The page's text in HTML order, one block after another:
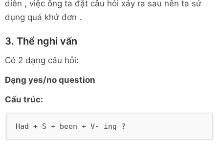
diễn , việc ông ta đặt câu hỏi xảy ra sau nên ta sử
dụng quá khứ đơn .
3. Thể nghi vấn
Có 2 dạng câu hỏi:
Dạng yes/no question
Cấu trúc:
Had + S + been + V- ing ?